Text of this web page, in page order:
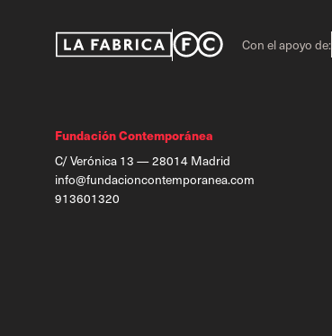
Con el apoyo de:
Fundación Contemporánea
C/ Verónica 13 — 28014 Madrid
info@fundacioncontemporanea.com
913601320